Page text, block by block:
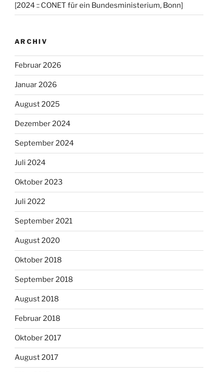
[2024 :: CONET für ein Bundesministerium, Bonn]
ARCHIV
Februar 2026
Januar 2026
August 2025
Dezember 2024
September 2024
Juli 2024
Oktober 2023
Juli 2022
September 2021
August 2020
Oktober 2018
September 2018
August 2018
Februar 2018
Oktober 2017
August 2017